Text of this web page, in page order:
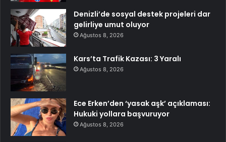
Denizli’de sosyal destek projeleri dar
gelirliye umut oluyor
Ağustos 8, 2026
Kars’ta Trafik Kazası: 3 Yaralı
Ağustos 8, 2026
Ece Erken’den ‘yasak aşk’ açıklaması:
Hukuki yollara başvuruyor
Ağustos 8, 2026